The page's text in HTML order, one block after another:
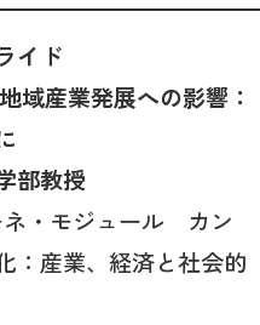
イド
域産業発展への影響：
部教授
・モジュール カン
産業、経済と社会的